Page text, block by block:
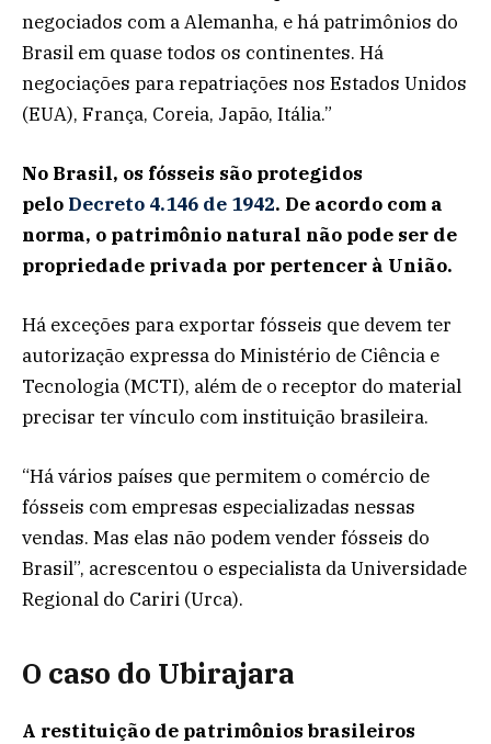
negociados com a Alemanha, e há patrimônios do
Brasil em quase todos os continentes. Há
negociações para repatriações nos Estados Unidos
(EUA), França, Coreia, Japão, Itália.”
No Brasil, os fósseis são protegidos
pelo Decreto 4.146 de 1942. De acordo com a
norma, o patrimônio natural não pode ser de
propriedade privada por pertencer à União.
Há exceções para exportar fósseis que devem ter
autorização expressa do Ministério de Ciência e
Tecnologia (MCTI), além de o receptor do material
precisar ter vínculo com instituição brasileira.
“Há vários países que permitem o comércio de
fósseis com empresas especializadas nessas
vendas. Mas elas não podem vender fósseis do
Brasil”, acrescentou o especialista da Universidade
Regional do Cariri (Urca).
O caso do Ubirajara
A restituição de patrimônios brasileiros